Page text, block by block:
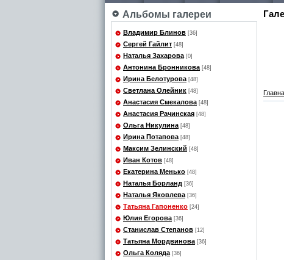
Альбомы галереи
Владимир Блинов [36]
Сергей Гайлит [48]
Наталья Захарова [0]
Антонина Бронникова [48]
Ирина Белотурова [48]
Светлана Олейник [48]
Анастасия Смекалова [48]
Анастасия Рачинская [48]
Ольга Никулина [48]
Ирина Потапова [48]
Максим Зелинский [48]
Иван Котов [48]
Екатерина Менько [48]
Наталья Борланд [36]
Наталья Яковлева [36]
Татьяна Гапоненко [24]
Юлия Егорова [36]
Станислав Степанов [12]
Татьяна Мордвинова [36]
Ольга Коляда [36]